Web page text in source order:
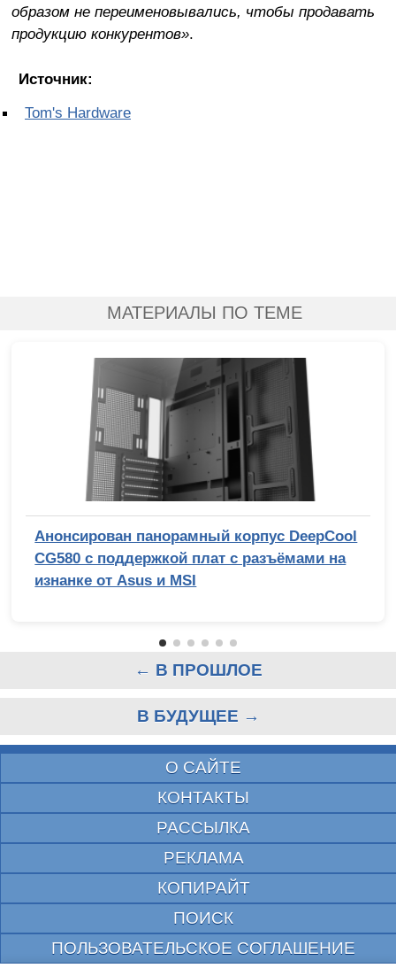
образом не переименовывались, чтобы продавать
продукцию конкурентов».
Источник:
Tom's Hardware
МАТЕРИАЛЫ ПО ТЕМЕ
Анонсирован панорамный корпус DeepCool
CG580 с поддержкой плат с разъёмами на
изнанке от Asus и MSI
← В ПРОШЛОЕ
В БУДУЩЕЕ →
О САЙТЕ
КОНТАКТЫ
РАССЫЛКА
РЕКЛАМА
КОПИРАЙТ
ПОИСК
ПОЛЬЗОВАТЕЛЬСКОЕ СОГЛАШЕНИЕ